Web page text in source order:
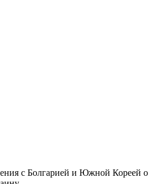
с Болгарией и Южной Кореей о